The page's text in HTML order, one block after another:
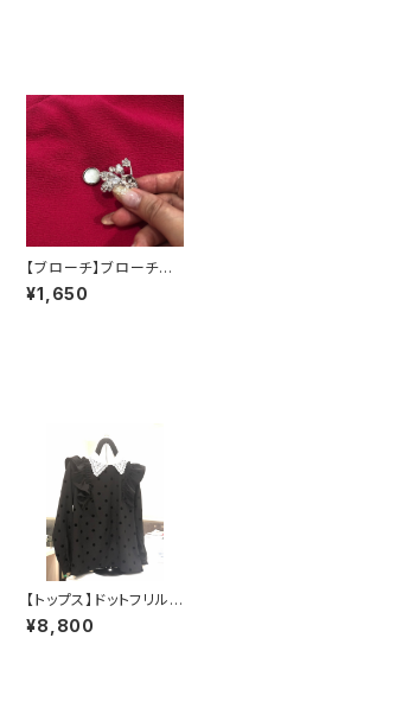
【ブローチ】ブローチカ
バーマグネット
¥1,650
【トップス】ドットフリルト
ップス
¥8,800